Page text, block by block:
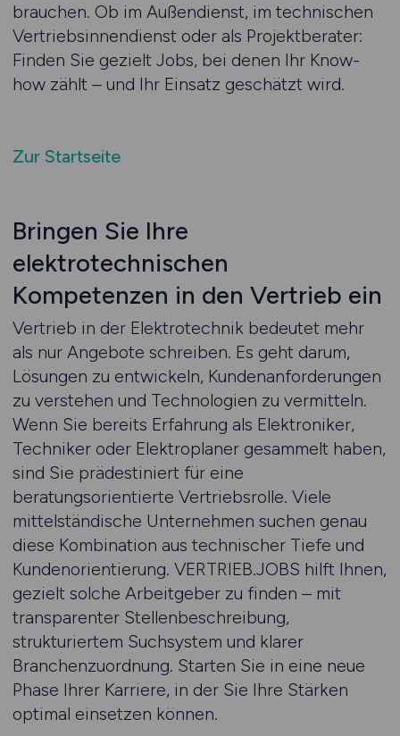
brauchen. Ob im Außendienst, im technischen
Vertriebsinnendienst oder als Projektberater:
Finden Sie gezielt Jobs, bei denen Ihr Know-
how zählt – und Ihr Einsatz geschätzt wird.
Zur Startseite
Bringen Sie Ihre
elektrotechnischen
Kompetenzen in den Vertrieb ein
Vertrieb in der Elektrotechnik bedeutet mehr
als nur Angebote schreiben. Es geht darum,
Lösungen zu entwickeln, Kundenanforderungen
zu verstehen und Technologien zu vermitteln.
Wenn Sie bereits Erfahrung als Elektroniker,
Techniker oder Elektroplaner gesammelt haben,
sind Sie prädestiniert für eine
beratungsorientierte Vertriebsrolle. Viele
mittelständische Unternehmen suchen genau
diese Kombination aus technischer Tiefe und
Kundenorientierung. VERTRIEB.JOBS hilft Ihnen,
gezielt solche Arbeitgeber zu finden – mit
transparenter Stellenbeschreibung,
strukturiertem Suchsystem und klarer
Branchenzuordnung. Starten Sie in eine neue
Phase Ihrer Karriere, in der Sie Ihre Stärken
optimal einsetzen können.